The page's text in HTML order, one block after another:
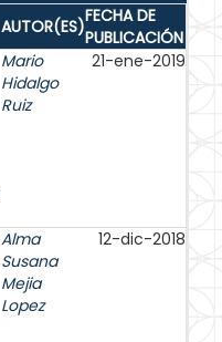
AUTOR(ES)FECHA DE
PUBLICACIÓN
Mario
Hidalgo
Ruiz
21-ene-2019
Alma
Susana
Mejia
Lopez
12-dic-2018